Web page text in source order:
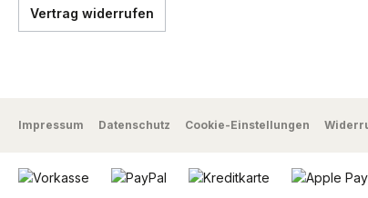
Vertrag widerrufen
Impressum Datenschutz Cookie-Einstellungen